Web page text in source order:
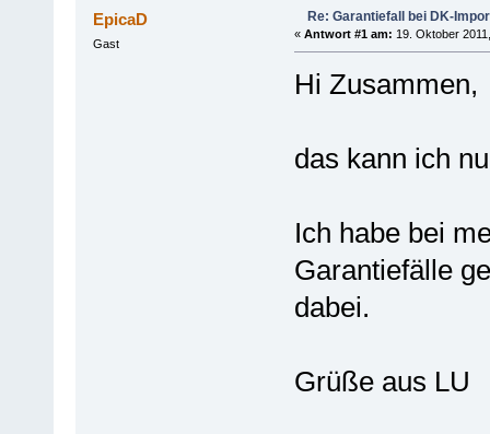
EpicaD
Gast
Re: Garantiefall bei DK-
« Antwort #1 am: 19. Oktober
Hi Zusammen,
das kann ich
Ich habe bei
Garantiefälle
dabei.
Grüße aus LU